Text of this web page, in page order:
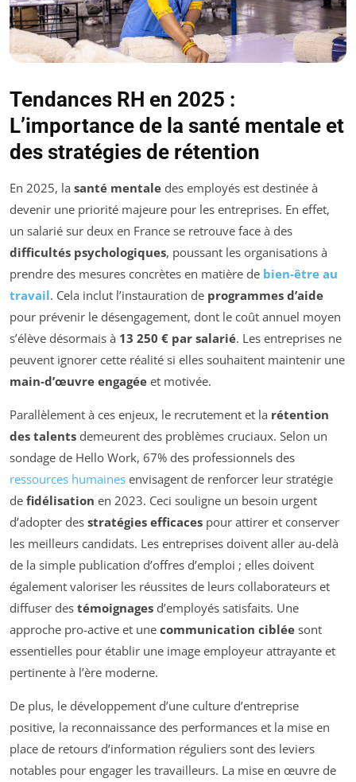
Tendances RH en 2025 :
L’importance de la santé mentale et
des stratégies de rétention
En 2025, la santé mentale des employés est destinée à
devenir une priorité majeure pour les entreprises. En effet,
un salarié sur deux en France se retrouve face à des
difficultés psychologiques, poussant les organisations à
prendre des mesures concrètes en matière de bien-être au
travail. Cela inclut l’instauration de programmes d’aide
pour prévenir le désengagement, dont le coût annuel moyen
s’élève désormais à 13 250 € par salarié. Les entreprises ne
peuvent ignorer cette réalité si elles souhaitent maintenir une
main-d’œuvre engagée et motivée.
Parallèlement à ces enjeux, le recrutement et la rétention
des talents demeurent des problèmes cruciaux. Selon un
sondage de Hello Work, 67% des professionnels des
ressources humaines envisagent de renforcer leur stratégie
de fidélisation en 2023. Ceci souligne un besoin urgent
d’adopter des stratégies efficaces pour attirer et conserver
les meilleurs candidats. Les entreprises doivent aller au-delà
de la simple publication d’offres d’emploi ; elles doivent
également valoriser les réussites de leurs collaborateurs et
diffuser des témoignages d’employés satisfaits. Une
approche pro-active et une communication ciblée sont
essentielles pour établir une image employeur attrayante et
pertinente à l’ère moderne.
De plus, le développement d’une culture d’entreprise
positive, la reconnaissance des performances et la mise en
place de retours d’information réguliers sont des leviers
notables pour engager les travailleurs. La mise en œuvre de